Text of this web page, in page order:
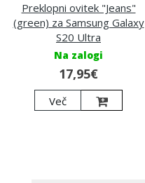
Preklopni ovitek "Jeans"
(green) za Samsung Galaxy
S20 Ultra
Na zalogi
17,95€
Več